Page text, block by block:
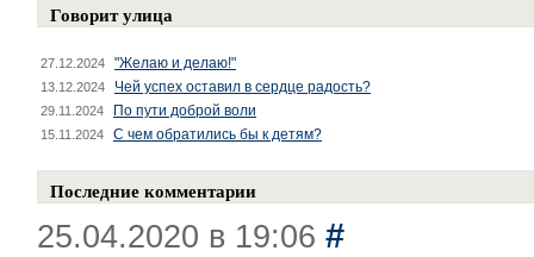
Говорит улица
27.12.2024 "Желаю и делаю!"
13.12.2024 Чей успех оставил в сердце радость?
29.11.2024 По пути доброй воли
15.11.2024 С чем обратились бы к детям?
Последние комментарии
25.04.2020 в 19:06 #